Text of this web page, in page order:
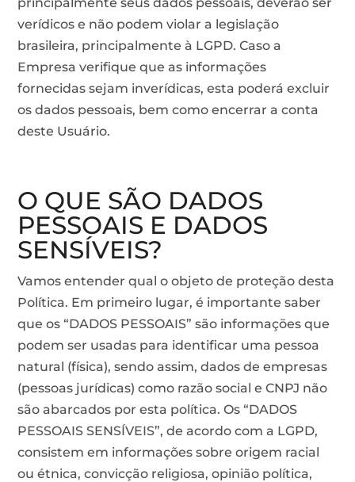
verídicos e não podem violar a legislação
brasileira, principalmente à LGPD. Caso a
Empresa verifique que as informações
fornecidas sejam inverídicas, esta poderá excluir
os dados pessoais, bem como encerrar a conta
deste Usuário.
O QUE SÃO DADOS
PESSOAIS E DADOS
SENSÍVEIS?
Vamos entender qual o objeto de proteção desta
Política. Em primeiro lugar, é importante saber
que os “DADOS PESSOAIS” são informações que
podem ser usadas para identificar uma pessoa
natural (física), sendo assim, dados de empresas
(pessoas jurídicas) como razão social e CNPJ não
são abarcados por esta política. Os “DADOS
PESSOAIS SENSÍVEIS”, de acordo com a LGPD,
consistem em informações sobre origem racial
ou étnica, convicção religiosa, opinião política,